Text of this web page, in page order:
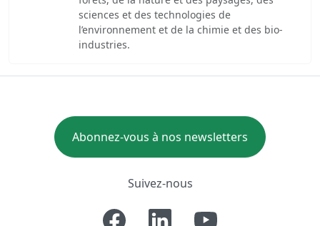
sciences et des technologies de
l’environnement et de la chimie et des bio-
industries.
Abonnez-vous à nos newsletters
Suivez-nous